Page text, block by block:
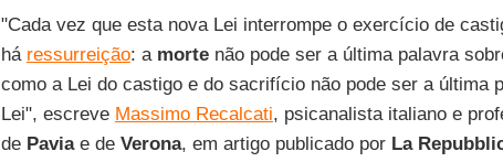
"Cada vez que esta nova Lei interrompe o exercício de
há ressurreição: a mortenão pode ser a última palavra
como a Lei do castigo e do sacrifício não pode ser a última
Lei", escreve Massimo Recalcati, psicanalista italiano e
de Paviae de Verona, em artigo publicado por La